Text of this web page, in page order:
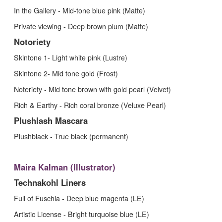
In the Gallery - Mid-tone blue pink (Matte)
Private viewing - Deep brown plum (Matte)
Notoriety
Skintone 1- Light white pink (Lustre)
Skintone 2- Mid tone gold (Frost)
Noteriety - Mid tone brown with gold pearl (Velvet)
Rich & Earthy - Rich coral bronze (Veluxe Pearl)
Plushlash Mascara
Plushblack - True black (permanent)
Maira Kalman (Illustrator)
Technakohl Liners
Full of Fuschia - Deep blue magenta (LE)
Artistic License - Bright turquoise blue (LE)